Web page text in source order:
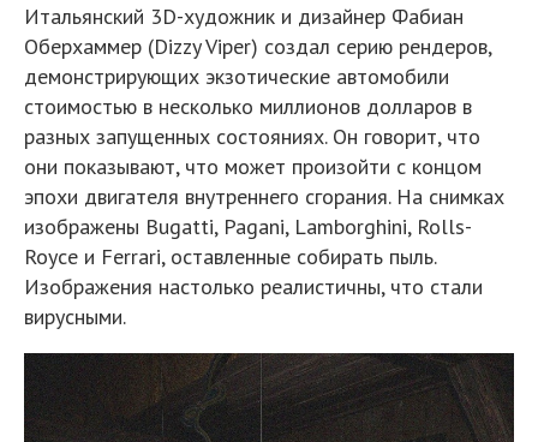
Итальянский 3D-художник и дизайнер Фабиан
Оберхаммер (Dizzy Viper) создал серию рендеров,
демонстрирующих экзотические автомобили
стоимостью в несколько миллионов долларов в
разных запущенных состояниях. Он говорит, что
они показывают, что может произойти с концом
эпохи двигателя внутреннего сгорания. На снимках
изображены Bugatti, Pagani, Lamborghini, Rolls-
Royce и Ferrari, оставленные собирать пыль.
Изображения настолько реалистичны, что стали
вирусными.